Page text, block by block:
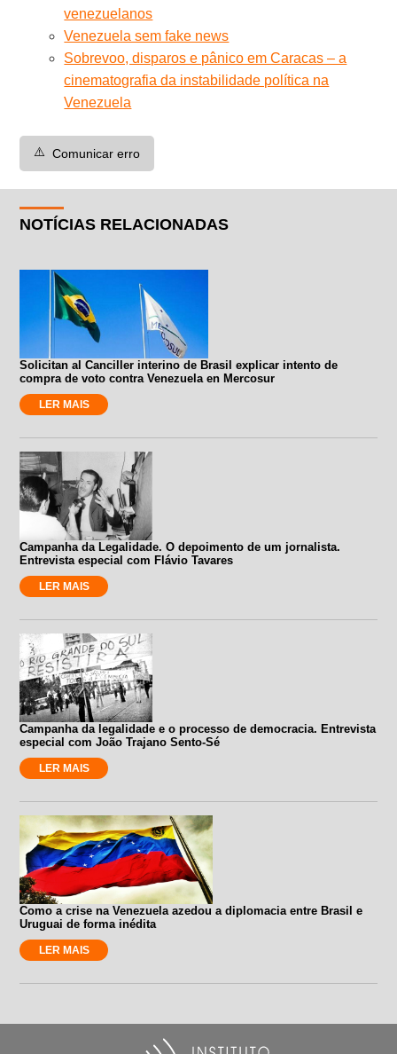
venezuelanos
Venezuela sem fake news
Sobrevoo, disparos e pânico em Caracas – a
cinematografia da instabilidade política na
Venezuela
⚠️ Comunicar erro
NOTÍCIAS RELACIONADAS
Solicitan al Canciller interino de Brasil explicar intento de
compra de voto contra Venezuela en Mercosur
LER MAIS
Campanha da Legalidade. O depoimento de um jornalista.
Entrevista especial com Flávio Tavares
LER MAIS
Campanha da legalidade e o processo de democracia. Entrevista
especial com João Trajano Sento-Sé
LER MAIS
Como a crise na Venezuela azedou a diplomacia entre Brasil e
Uruguai de forma inédita
LER MAIS